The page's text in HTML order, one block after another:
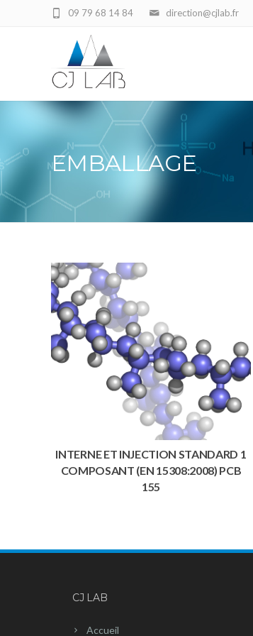
direction@cjlab.fr
09 79 68 14 84
EMBALLAGE
INTERNE ET INJECTION STANDARD 1
COMPOSANT (EN 15308:2008) PCB
155
CJ LAB
Accueil